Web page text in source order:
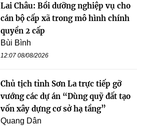
Lai Châu: Bồi dưỡng nghiệp vụ cho
cán bộ cấp xã trong mô hình chính
quyền 2 cấp
Bùi Bình
12:07 08/08/2026
Chủ tịch tỉnh Sơn La trực tiếp gỡ
vướng các dự án “Dùng quỹ đất tạo
vốn xây dựng cơ sở hạ tầng”
Quang Dân